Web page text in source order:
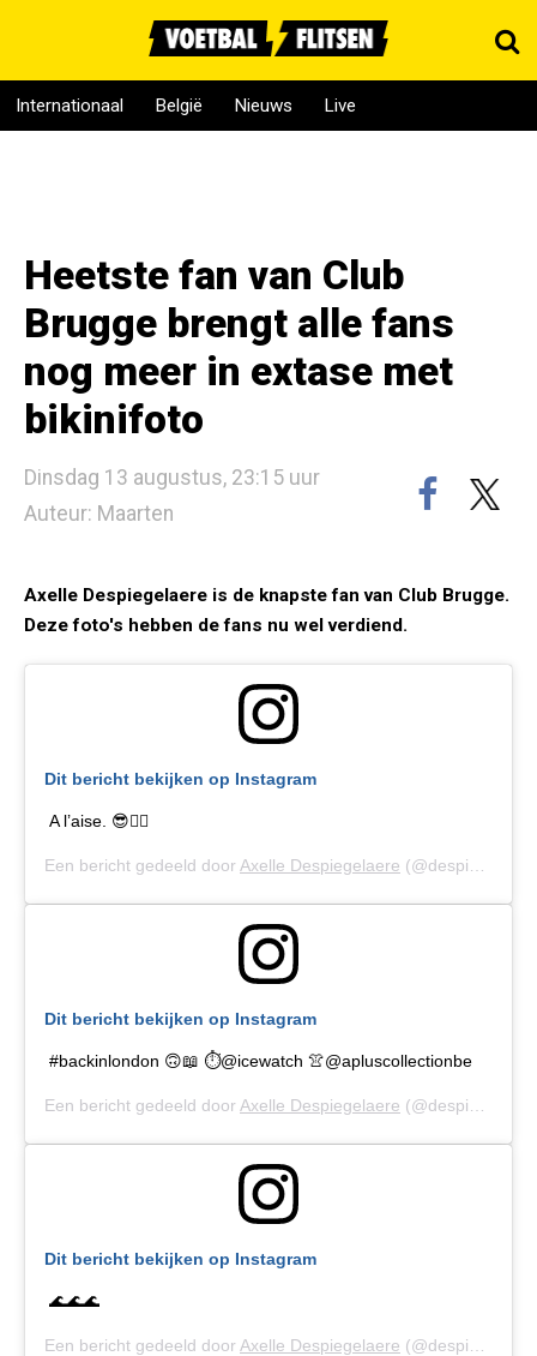
Internationaal België Nieuws Live
Heetste fan van Club
Brugge brengt alle fans
nog meer in extase met
bikinifoto
Dinsdag 13 augustus, 23:15 uur
Auteur: Maarten
Axelle Despiegelaere is de knapste fan van Club Brugge.
Deze foto's hebben de fans nu wel verdiend.
Dit bericht bekijken op Instagram
A l’aise. 😎✌🏽
Een bericht gedeeld door Axelle Despiegelaere (@despiegelaereaxelle) op
Dit bericht bekijken op Instagram
#backinlondon 🙃📖 ⏱@icewatch 👚@apluscollectionbe
Een bericht gedeeld door Axelle Despiegelaere (@despiegelaereaxelle) op
Dit bericht bekijken op Instagram
🌊🌊🌊
Een bericht gedeeld door Axelle Despiegelaere (@despiegelaereaxelle) op